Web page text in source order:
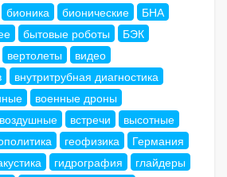
бионика бионические
БНА
бытовые роботы
БЭК
вертолеты
видео
внутритрубная диагностика
военные дроны
воздушные встречи
высотные
геофизика
Германия
гидрография
глайдеры